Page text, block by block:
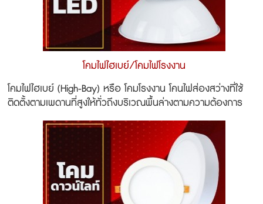
โคมไฟไฮเบย์/โคมไฟโรงงาน
โคมไฟไฮเบย์ (High-Bay) หรือ โคมโรงงาน โคนไฟส่องสว่างที่ใช้
ติดตั้งตามเพดานที่สูงให้ทั่วถึงบริเวณพื้นล่างตามความต้องการ